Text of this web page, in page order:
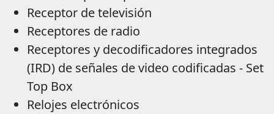
Receptor de televisión
Receptores de radio
Receptores y decodificadores integrados
(IRD) de señales de video codificadas - Set
Top Box
Relojes electrónicos